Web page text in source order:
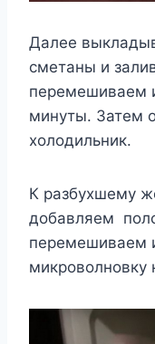
Далее
сметаны и
перемешиваем
минуты. Затем
холодильник.
К разбухшему
добавляем
перемешиваем
микроволновку